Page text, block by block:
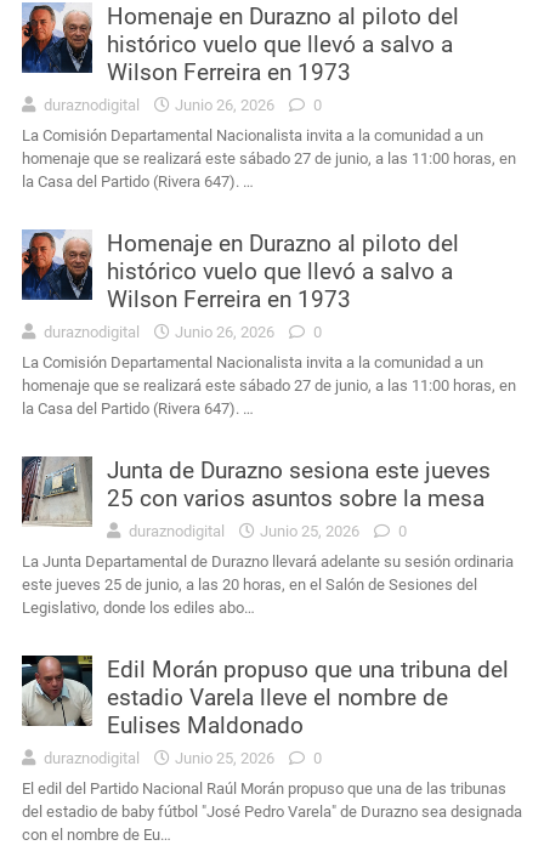
Homenaje en Durazno al piloto del
histórico vuelo que llevó a salvo a
Wilson Ferreira en 1973
duraznodigital Junio 26, 2026
0
La Comisión Departamental Nacionalista invita a la comunidad a un
homenaje que se realizará este sábado 27 de junio, a las 11:00 horas, en
la Casa del Partido (Rivera 647). …
Homenaje en Durazno al piloto del
histórico vuelo que llevó a salvo a
Wilson Ferreira en 1973
duraznodigital Junio 26, 2026
0
La Comisión Departamental Nacionalista invita a la comunidad a un
homenaje que se realizará este sábado 27 de junio, a las 11:00 horas, en
la Casa del Partido (Rivera 647). …
Junta de Durazno sesiona este jueves
25 con varios asuntos sobre la mesa
duraznodigital Junio 25, 2026
0
La Junta Departamental de Durazno llevará adelante su sesión ordinaria
este jueves 25 de junio, a las 20 horas, en el Salón de Sesiones del
Legislativo, donde los ediles abo…
Edil Morán propuso que una tribuna del
estadio Varela lleve el nombre de
Eulises Maldonado
duraznodigital Junio 25, 2026
0
El edil del Partido Nacional Raúl Morán propuso que una de las tribunas
del estadio de baby fútbol "José Pedro Varela" de Durazno sea designada
con el nombre de Eu…